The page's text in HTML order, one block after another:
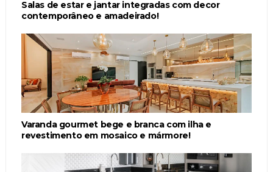
Salas de estar e jantar integradas com decor
contemporâneo e amadeirado!
Varanda gourmet bege e branca com ilha e
revestimento em mosaico e mármore!